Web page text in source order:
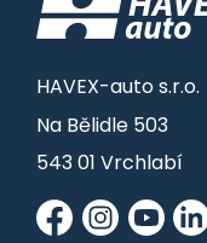
HAVEX-auto s.r.o.
Na Bělidle 503
543 01 Vrchlabí